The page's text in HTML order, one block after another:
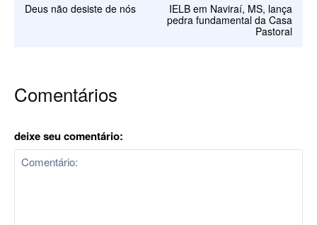
Deus não desiste de nós
IELB em Naviraí, MS, lança
pedra fundamental da Casa
Pastoral
Comentários
deixe seu comentário: